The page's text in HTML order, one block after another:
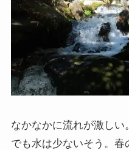
なかなかに流れが激し
でも水は少ないそう。